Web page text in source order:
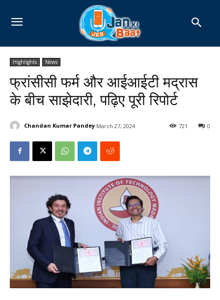
Highlights News
फ्रांसीसी फर्म और आईआईटी मद्रास
के बीच साझेदारी, पढ़िए पूरी रिपोर्ट
Chandan Kumar Pandey March 27, 2024 0
721